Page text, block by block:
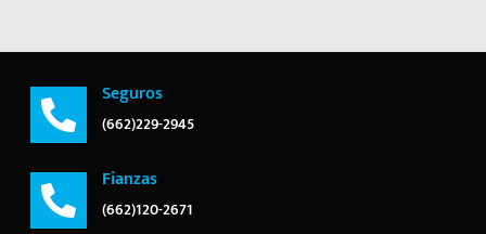
Seguros
(662)229-2945
Fianzas
(662)120-2671